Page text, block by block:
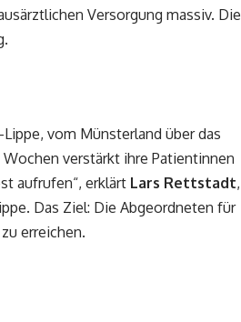
Versorgung massiv. Die
vom Münsterland über das
verstärkt ihre Patientinnen
aufrufen“, erklärt Lars Rettstadt,
Das Ziel: Die Abgeordneten für
erreichen.